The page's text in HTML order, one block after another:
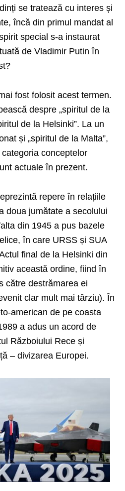
se tratează cu interes și
încă din primul mandat al
special s-a instaurat
de Vladimir Putin în
fost folosit acest termen.
despre „spiritul de la
de la Helsinki”. La un
și „spiritul de la Malta”,
conceptelor
actuale în prezent.
repere în relațiile
doua jumătate a secolului
din 1945 a pus bazele
în care URSS și SUA
final de la Helsinki din
această ordine, fiind în
către destrămarea ei
clar mult mai târziu). În
american de pe coasta
a adus un acord de
Războiului Rece și
– divizarea Europei.